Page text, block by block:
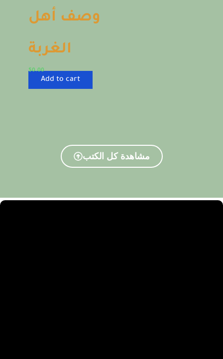
وصف أهل
الغربة
$0.00
Add to cart
مشاهدة كل الكتب